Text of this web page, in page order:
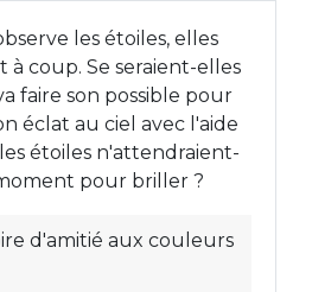
les étoiles, elles
à coup. Se seraient-elles
faire son possible pour
éclat au ciel avec l'aide
les étoiles n'attendraient-
pour briller ?
d'amitié aux couleurs